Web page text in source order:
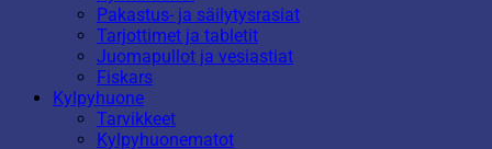
Pakastus- ja säilytysrasiat
Tarjottimet ja tabletit
Juomapullot ja vesiastiat
Fiskars
Kylpyhuone
Tarvikkeet
Kylpyhuonematot